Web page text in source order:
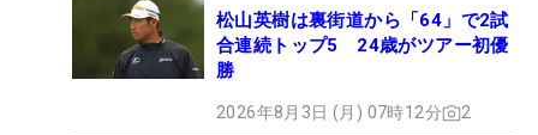
松山英樹は裏街道から「64」で2試
合連続トップ5 24歳がツアー初優
勝
2026年8月3日 (月) 07時12分 2